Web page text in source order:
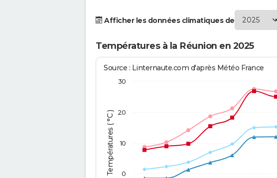
Afficher les données climatiques de
Températures à la Réunion en 2025
Températures ( °C )
Source : Linternaute.com d'après Météo France
0
10
20
30